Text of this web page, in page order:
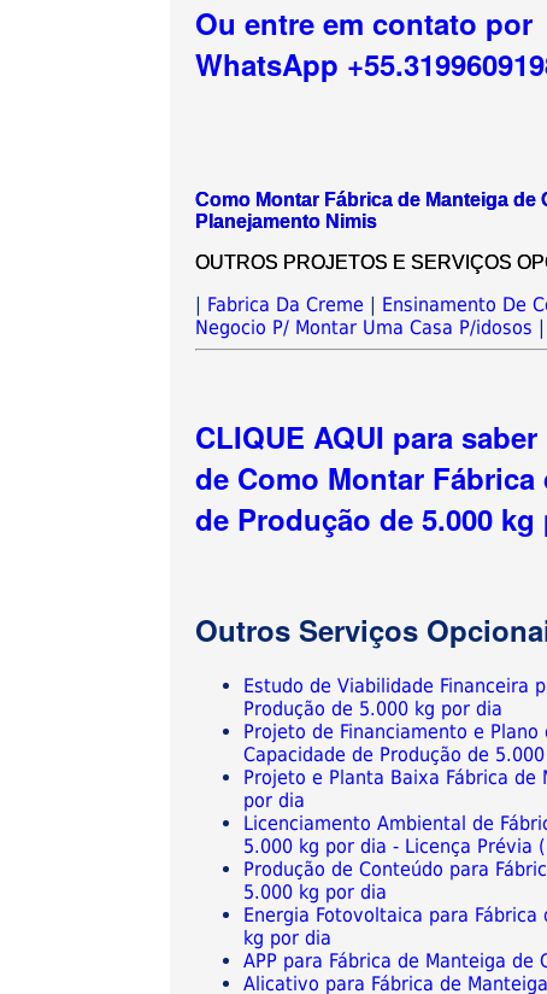
Ou entre em contato por
WhatsApp
Como Montar Fábrica de Manteiga
Planejamento Nimis
OUTROS PROJETOS E SERVIÇOS
Fabrica Da Creme Ensinamento De
Negocio P/ Montar Uma Casa P/idosos
CLIQUE AQUI para
de Como Montar
de Produção de 5.000
Outros Serviços
Estudo de Viabilidade Financeira
Produção de 5.000 kg por dia
Projeto de Financiamento e
Capacidade de Produção de
Projeto e Planta Baixa Fábrica de
por dia
Licenciamento Ambiental de
5.000 kg por dia - Licença Prévia
Produção de Conteúdo para
5.000 kg por dia
Energia Fotovoltaica para
kg por dia
APP para Fábrica de Manteiga
Alicativo para Fábrica de